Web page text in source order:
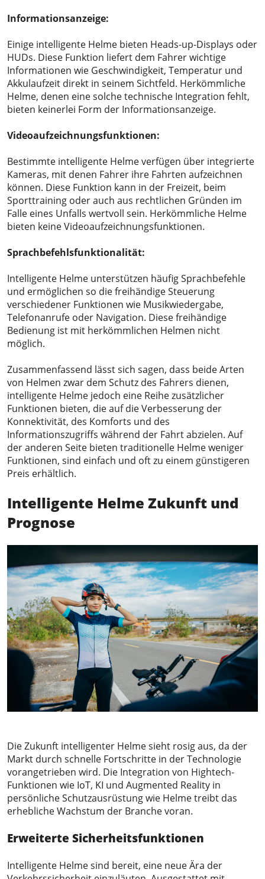
Informationsanzeige:
Einige intelligente Helme bieten Heads-up-Displays oder
HUDs. Diese Funktion liefert dem Fahrer wichtige
Informationen wie Geschwindigkeit, Temperatur und
Akkulaufzeit direkt in seinem Sichtfeld. Herkömmliche
Helme, denen eine solche technische Integration fehlt,
bieten keinerlei Form der Informationsanzeige.
Videoaufzeichnungsfunktionen:
Bestimmte intelligente Helme verfügen über integrierte
Kameras, mit denen Fahrer ihre Fahrten aufzeichnen
können. Diese Funktion kann in der Freizeit, beim
Sporttraining oder auch aus rechtlichen Gründen im
Falle eines Unfalls wertvoll sein. Herkömmliche Helme
bieten keine Videoaufzeichnungsfunktionen.
Sprachbefehlsfunktionalität:
Intelligente Helme unterstützen häufig Sprachbefehle
und ermöglichen so die freihändige Steuerung
verschiedener Funktionen wie Musikwiedergabe,
Telefonanrufe oder Navigation. Diese freihändige
Bedienung ist mit herkömmlichen Helmen nicht
möglich.
Zusammenfassend lässt sich sagen, dass beide Arten
von Helmen zwar dem Schutz des Fahrers dienen,
intelligente Helme jedoch eine Reihe zusätzlicher
Funktionen bieten, die auf die Verbesserung der
Konnektivität, des Komforts und des
Informationszugriffs während der Fahrt abzielen. Auf
der anderen Seite bieten traditionelle Helme weniger
Funktionen, sind einfach und oft zu einem günstigeren
Preis erhältlich.
Intelligente Helme Zukunft und
Prognose
Die Zukunft intelligenter Helme sieht rosig aus, da der
Markt durch schnelle Fortschritte in der Technologie
vorangetrieben wird. Die Integration von Hightech-
Funktionen wie IoT, KI und Augmented Reality in
persönliche Schutzausrüstung wie Helme treibt das
erhebliche Wachstum der Branche voran.
Erweiterte Sicherheitsfunktionen
Intelligente Helme sind bereit, eine neue Ära der